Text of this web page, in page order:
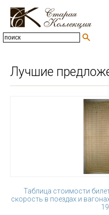
Лучшие
Таблица стоимости
скорость в поездах и